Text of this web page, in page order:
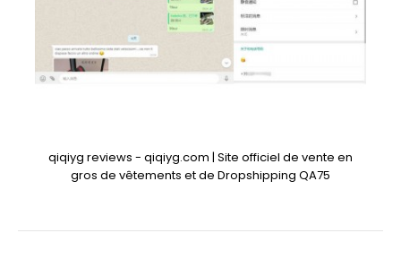
qiqiyg reviews - qiqiyg.com | Site officiel de vente en
gros de vêtements et de Dropshipping QA75